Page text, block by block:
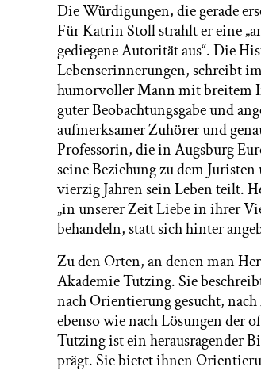
Die Würdigungen, die gerade
Für Katrin Stoll strahlt er eine
gediegene Autorität aus“. Die
Lebenserinnerungen, schreibt
humorvoller Mann mit breitem
guter Beobachtungsgabe und
aufmerksamer Zuhörer und
Professorin, die in Augsburg
seine Beziehung zu dem
vierzig Jahren sein Leben teilt.
„in unserer Zeit Liebe in ihrer
behandeln, statt sich hinter
Zu den Orten, an denen man
Akademie Tutzing. Sie
nach Orientierung gesucht,
ebenso wie nach Lösungen der
Tutzing ist ein herausragender
prägt. Sie bietet ihnen